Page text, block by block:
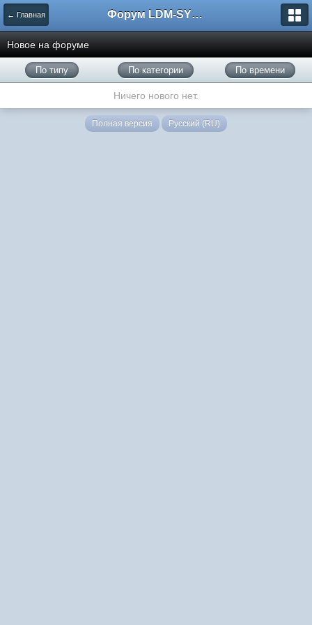
← Главная Форум LDM-SYSTEMS
Новое на форуме
По типу По категории По времени
Ничего нового нет.
Полная версия Русский (RU)